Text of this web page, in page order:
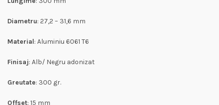
Diametru: 27,2 – 31,6 mm
Material: Aluminiu 6061 T6
Finisaj: Alb/ Negru adonizat
Greutate: 300 gr.
Offset: 15 mm